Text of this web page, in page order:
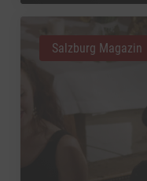
Salzburg Magazin